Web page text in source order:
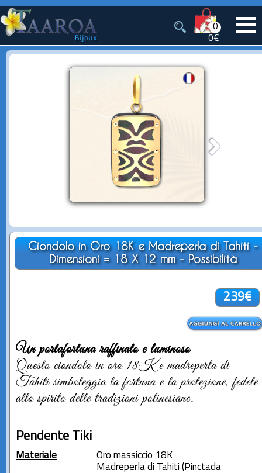
0
0€
Ciondolo in Oro 18K e Madreperla di Tahiti -
Dimensioni = 18 X 12 mm - Possibilità
239€
Un portafortuna raffinato e luminoso
Questo ciondolo in oro 18K e madreperla di
Tahiti simboleggia la fortuna e la protezione, fedele
allo spirito delle tradizioni polinesiane.
Pendente Tiki
Materiale
Oro massiccio 18K
Madreperla di Tahiti (Pinctada